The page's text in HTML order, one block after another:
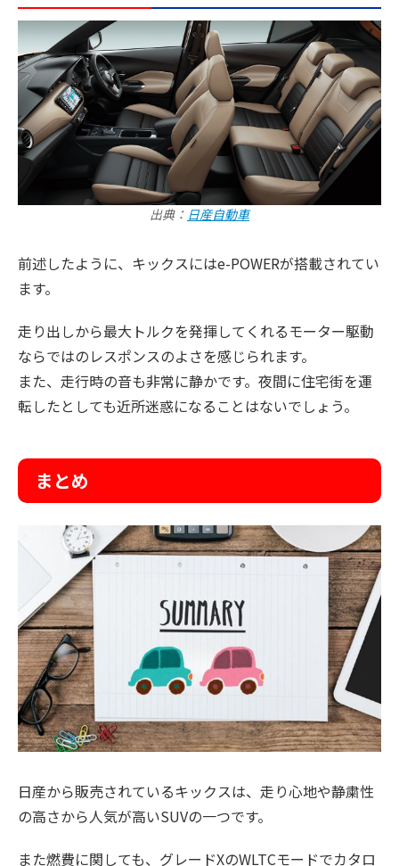
出典： 日産自動車
前述したように、キックスにはe-POWERが搭載されてい
ます。
走り出しから最大トルクを発揮してくれるモーター駆動
ならではのレスポンスのよさを感じられます。
また、走行時の音も非常に静かです。夜間に住宅街を運
転したとしても近所迷惑になることはないでしょう。
まとめ
日産から販売されているキックスは、走り心地や静粛性
の高さから人気が高いSUVの一つです。
また燃費に関しても、グレードXのWLTCモードでカタロ